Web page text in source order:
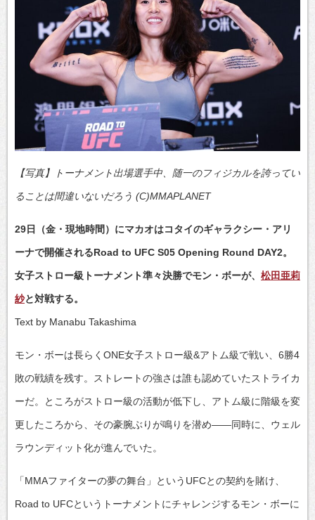
【写真】トーナメント出場選手中、随一のフィジカルを誇ってい
ることは間違いないだろう (C)MMAPLANET
29日（金・現地時間）にマカオはコタイのギャラクシー・アリ
ーナで開催されるRoad to UFC S05 Opening Round DAY2。
女子ストロー級トーナメント準々決勝でモン・ボーが、 松田亜莉
紗と対戦する。
Text by Manabu Takashima
モン・ボーは長らくONE女子ストロー級&アトム級で戦い、6勝4
敗の戦績を残す。ストレートの強さは誰も認めていたストライカ
ーだ。ところがストロー級の活動が低下し、アトム級に階級を変
更したころから、その豪腕ぶりが鳴りを潜め――同時に、ウェル
ラウンディット化が進んでいた。
「MMAファイターの夢の舞台」というUFCとの契約を賭け、
Road to UFCというトーナメントにチャレンジするモン・ボーに